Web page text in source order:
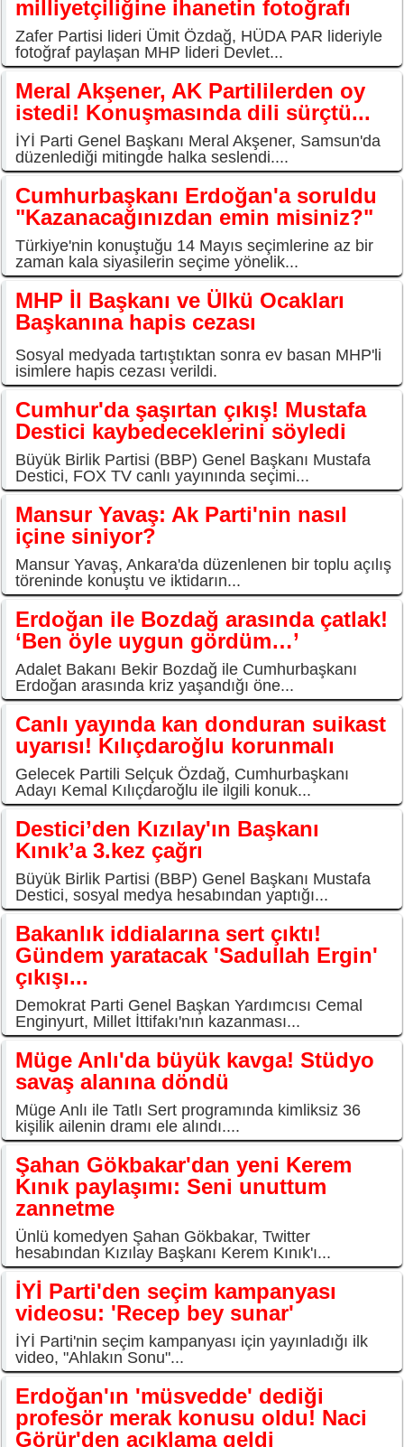
milliyetçiliğine ihanetin fotoğrafı
Zafer Partisi lideri Ümit Özdağ, HÜDA PAR lideriyle
fotoğraf paylaşan MHP lideri Devlet...
Meral Akşener, AK Partililerden oy
istedi! Konuşmasında dili sürçtü...
İYİ Parti Genel Başkanı Meral Akşener, Samsun'da
düzenlediği mitingde halka seslendi....
Cumhurbaşkanı Erdoğan'a soruldu
"Kazanacağınızdan emin misiniz?"
Türkiye'nin konuştuğu 14 Mayıs seçimlerine az bir
zaman kala siyasilerin seçime yönelik...
MHP İl Başkanı ve Ülkü Ocakları
Başkanına hapis cezası
Sosyal medyada tartıştıktan sonra ev basan MHP'li
isimlere hapis cezası verildi.
Cumhur'da şaşırtan çıkış! Mustafa
Destici kaybedeceklerini söyledi
Büyük Birlik Partisi (BBP) Genel Başkanı Mustafa
Destici, FOX TV canlı yayınında seçimi...
Mansur Yavaş: Ak Parti'nin nasıl
içine siniyor?
Mansur Yavaş, Ankara'da düzenlenen bir toplu açılış
töreninde konuştu ve iktidarın...
Erdoğan ile Bozdağ arasında çatlak!
‘Ben öyle uygun gördüm…’
Adalet Bakanı Bekir Bozdağ ile Cumhurbaşkanı
Erdoğan arasında kriz yaşandığı öne...
Canlı yayında kan donduran suikast
uyarısı! Kılıçdaroğlu korunmalı
Gelecek Partili Selçuk Özdağ, Cumhurbaşkanı
Adayı Kemal Kılıçdaroğlu ile ilgili konuk...
Destici’den Kızılay'ın Başkanı
Kınık’a 3.kez çağrı
Büyük Birlik Partisi (BBP) Genel Başkanı Mustafa
Destici, sosyal medya hesabından yaptığı...
Bakanlık iddialarına sert çıktı!
Gündem yaratacak 'Sadullah Ergin'
çıkışı...
Demokrat Parti Genel Başkan Yardımcısı Cemal
Enginyurt, Millet İttifakı'nın kazanması...
Müge Anlı'da büyük kavga! Stüdyo
savaş alanına döndü
Müge Anlı ile Tatlı Sert programında kimliksiz 36
kişilik ailenin dramı ele alındı....
Şahan Gökbakar'dan yeni Kerem
Kınık paylaşımı: Seni unuttum
zannetme
Ünlü komedyen Şahan Gökbakar, Twitter
hesabından Kızılay Başkanı Kerem Kınık'ı...
İYİ Parti'den seçim kampanyası
videosu: 'Recep bey sunar'
İYİ Parti'nin seçim kampanyası için yayınladığı ilk
video, "Ahlakın Sonu"...
Erdoğan'ın 'müsvedde' dediği
profesör merak konusu oldu! Naci
Görür'den açıklama geldi